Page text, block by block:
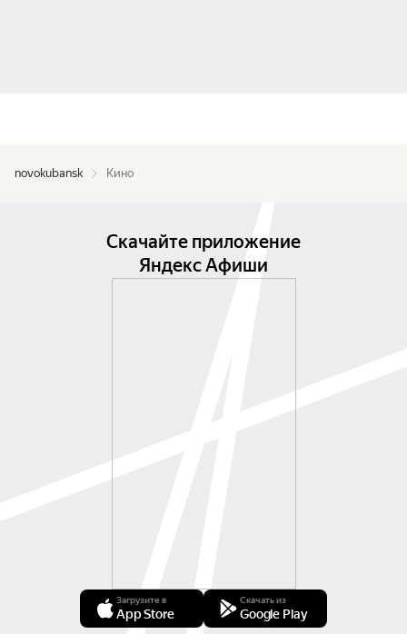
novokubansk Кино
Скачайте приложение
Яндекс Афиши
Загрузите в
App Store
Скачать из
Google Play